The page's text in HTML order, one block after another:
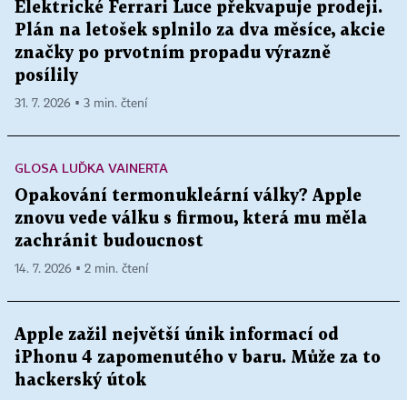
Elektrické Ferrari Luce překvapuje prodeji.
Plán na letošek splnilo za dva měsíce, akcie
značky po prvotním propadu výrazně
posílily
31. 7. 2026 ▪ 3 min. čtení
GLOSA LUĎKA VAINERTA
Opakování termonukleární války? Apple
znovu vede válku s firmou, která mu měla
zachránit budoucnost
14. 7. 2026 ▪ 2 min. čtení
Apple zažil největší únik informací od
iPhonu 4 zapomenutého v baru. Může za to
hackerský útok